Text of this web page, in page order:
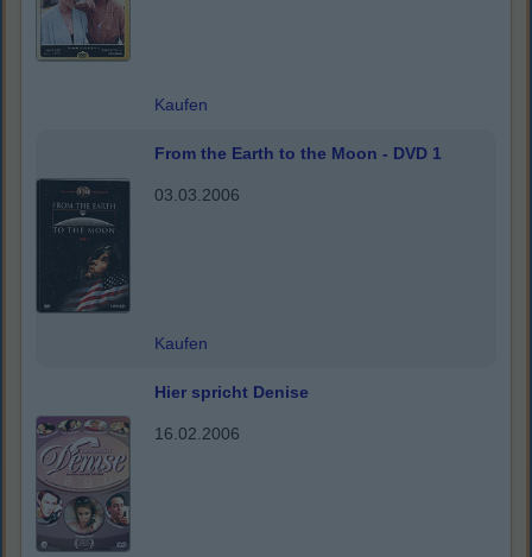
Kaufen
From the Earth to the Moon - DVD 1
03.03.2006
Kaufen
Hier spricht Denise
16.02.2006